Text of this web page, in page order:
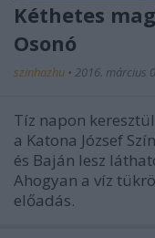
Kéthetes
Osonó
szinhazhu • 2016. március
Tíz napon
a Katona József
és Baján lesz
Ahogyan a víz
előadás.